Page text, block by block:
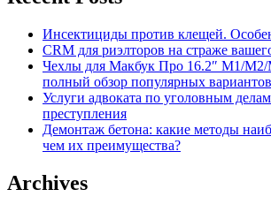
Инсектициды против клещей.
CRM для риэлторов на страже
Чехлы для Макбук Про 16.2″ M1/M2/
полный обзор популярных вариантов
Услуги адвоката по уголовным
преступления
Демонтаж бетона: какие методы
чем их преимущества?
Archives